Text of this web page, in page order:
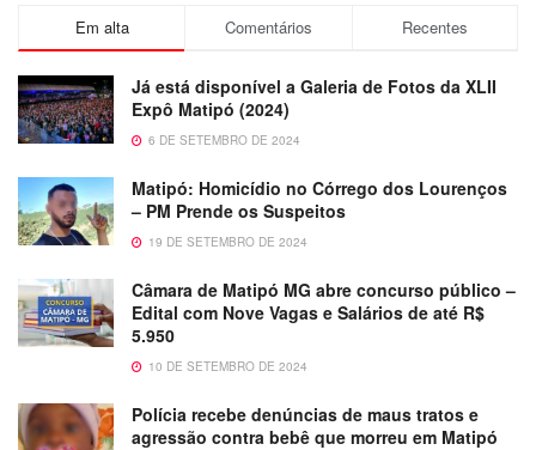
Em alta Comentários Recentes
Já está disponível a Galeria de Fotos da XLII
Expô Matipó (2024)
6 DE SETEMBRO DE 2024
Matipó: Homicídio no Córrego dos Lourenços
– PM Prende os Suspeitos
19 DE SETEMBRO DE 2024
Câmara de Matipó MG abre concurso público –
Edital com Nove Vagas e Salários de até R$
5.950
10 DE SETEMBRO DE 2024
Polícia recebe denúncias de maus tratos e
agressão contra bebê que morreu em Matipó